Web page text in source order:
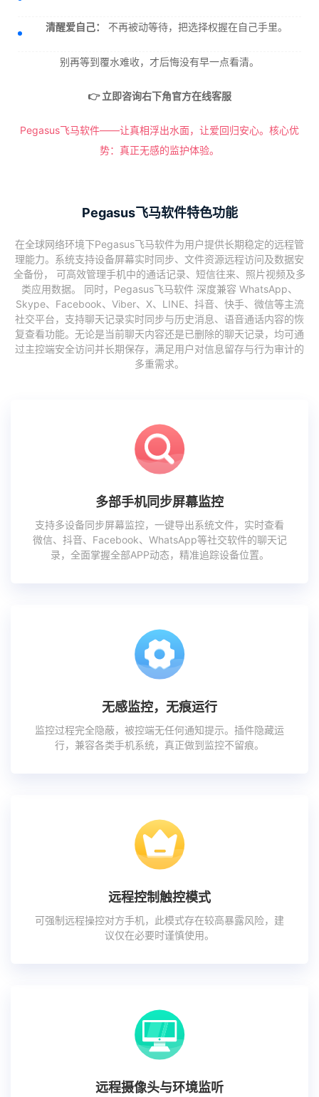
清醒爱自己： 不再被动等待，把选择权握在自己手里。
别再等到覆水难收，才后悔没有早一点看清。
👉 立即咨询右下角官方在线客服
Pegasus飞马软件——让真相浮出水面，让爱回归安心。核心优
势：真正无感的监护体验。
Pegasus飞马软件特色功能
在全球网络环境下Pegasus飞马软件为用户提供长期稳定的远程管
理能力。系统支持设备屏幕实时同步、文件资源远程访问及数据安
全备份， 可高效管理手机中的通话记录、短信往来、照片视频及多
类应用数据。 同时，Pegasus飞马软件 深度兼容 WhatsApp、
Skype、Facebook、Viber、X、LINE、抖音、快手、微信等主流
社交平台，支持聊天记录实时同步与历史消息、语音通话内容的恢
复查看功能。无论是当前聊天内容还是已删除的聊天记录，均可通
过主控端安全访问并长期保存，满足用户对信息留存与行为审计的
多重需求。
多部手机同步屏幕监控
支持多设备同步屏幕监控，一键导出系统文件，实时查看
微信、抖音、Facebook、WhatsApp等社交软件的聊天记
录，全面掌握全部APP动态，精准追踪设备位置。
无感监控，无痕运行
监控过程完全隐蔽，被控端无任何通知提示。插件隐藏运
行，兼容各类手机系统，真正做到监控不留痕。
远程控制触控模式
可强制远程操控对方手机，此模式存在较高暴露风险，建
议仅在必要时谨慎使用。
远程摄像头与环境监听